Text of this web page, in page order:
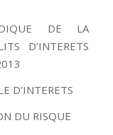
DE LA
D’INTERETS
D’INTERETS
DU RISQUE